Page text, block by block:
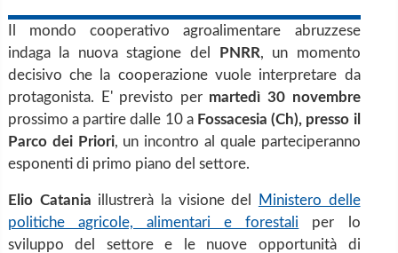
Il mondo cooperativo agroalimentare abruzzese
indaga la nuova stagione del
PNRR, un momento
decisivo che la cooperazione vuole interpretare da
protagonista. E' previsto per martedì 30 novembre
prossimo a partire dalle 10 a Fossacesia (Ch), presso il
Parco dei Priori, un incontro al quale parteciperanno
esponenti di primo piano del settore.
Elio Catania illustrerà la visione del
Ministero delle
politiche agricole, alimentari e forestali per lo
sviluppo del settore e le nuove opportunità di